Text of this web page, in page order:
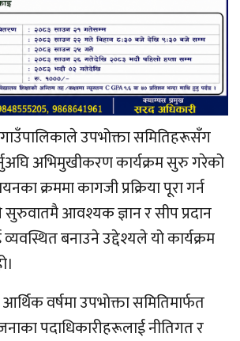
उपभोक्ता समितिहरूसँग
अभिमुखीकरण कार्यक्रम सुरु गरेको
क्रममा कागजी प्रक्रिया पूरा गर्न
आवश्यक ज्ञान र सीप प्रदान
बनाउने उद्देश्यले यो कार्यक्रम
वर्षमा उपभोक्ता समितिमार्फत
पदाधिकारीहरूलाई नीतिगत र